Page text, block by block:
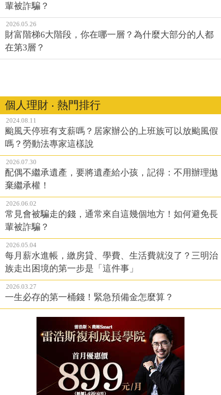
輩被詐騙？
2026.05.26
財富階梯6大階段，你在哪一層？為什麼大部分的人都
在第3層？
個人理財 ‧ 熱門排行
2024.08.11
颱風天停班有支薪嗎？居家辦公的上班族可以放颱風假
嗎？勞動法專家這樣說
2026.07.30
配偶不繼承遺產，要將遺產給小孩，記得：不用辦理拋
棄繼承權！
2026.06.02
常見會被騙走的錢，通常來自這幾個地方！如何避免長
輩被詐騙？
2026.05.04
每月薪水進帳，繳房貸、學費、生活費就沒了？三明治
族走出困境的第一步是「這件事」
2026.03.27
一生必存的第一桶錢！緊急預備金怎麼算？